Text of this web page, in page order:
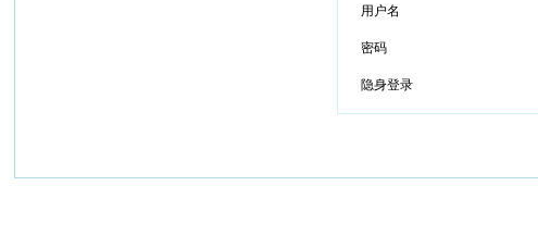
用户名
密码
隐身登录